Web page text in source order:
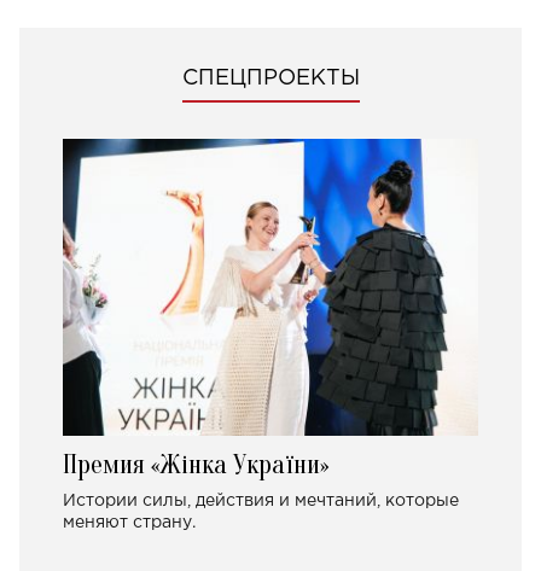
СПЕЦПРОЕКТЫ
Премия «Жінка України»
Истории силы, действия и мечтаний, которые
меняют страну.